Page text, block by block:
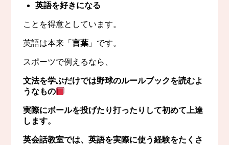
英語を好きになる
ことを得意としています。
英語は本来「 言葉」です。
スポーツで例えるなら、
文法を学ぶだけでは野球のルールブックを読むよ
うなもの
実際にボールを投げたり打ったりして初めて上達
します。
英会話教室では、英語を実際に使う経験をたくさ